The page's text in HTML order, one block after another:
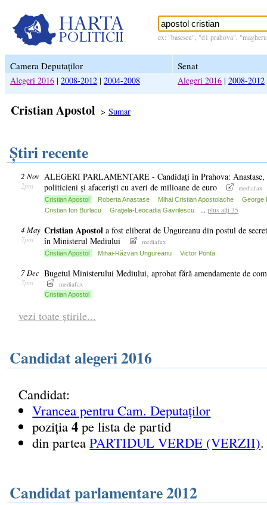
ex: "basescu", "d1 prahova",
Camera Deputaților Senat
Alegeri 2016 | 2008-2012 | 2004-2008 Alegeri 2016 | 2008-2012
Cristian Apostol > Sumar
Știri recente
2 Nov
2pm
ALEGERI PARLAMENTARE - Candidați în Prahova:
politicieni și afaceriști cu averi de milioane de euro
mediafax
Cristian Apostol Roberta Anastase Mihai Cristian Apostolache
George
Cristian Ion Burlacu
Graţiela-Leocadia Gavrilescu ... plus alți 35
4 May
7pm
CristianApostol a fost eliberat de Ungureanu din postul de
în Ministerul Mediului
mediafax
Cristian Apostol Mihai-Răzvan Ungureanu Victor Ponta
7 Dec
7pm
Bugetul Ministerului Mediului, aprobat fără amendamente de
mediafax
Cristian Apostol
vezi toate știrile...
Candidat alegeri 2016
Candidat:
Vrancea pentru Cam. Deputaților
poziția4 pe lista de partid
din parteaPARTIDUL VERDE (VERZII).
Candidat parlamentare 2012